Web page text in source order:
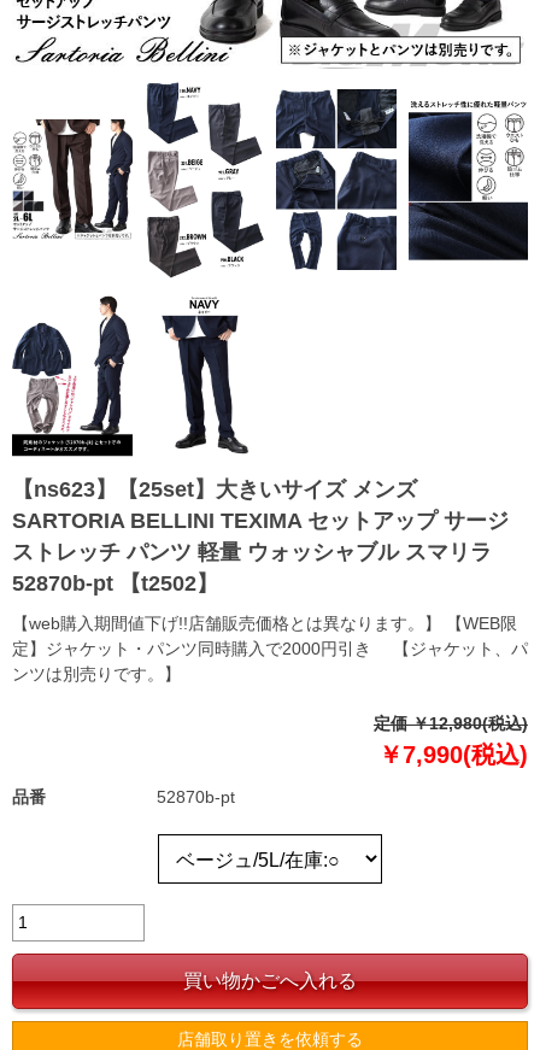
【ns623】【25set】大きいサイズ メンズ
SARTORIA BELLINI TEXIMA セットアップ サージ
ストレッチ パンツ 軽量 ウォッシャブル スマリラ
52870b-pt 【t2502】
【web購入期間値下げ!!店舗販売価格とは異なります。】 【WEB限
定】ジャケット・パンツ同時購入で2000円引き 【ジャケット、パ
ンツは別売りです。】
定価 ￥12,980(税込)
￥7,990(税込)
品番 52870b-pt
店舗取り置きを依頼する